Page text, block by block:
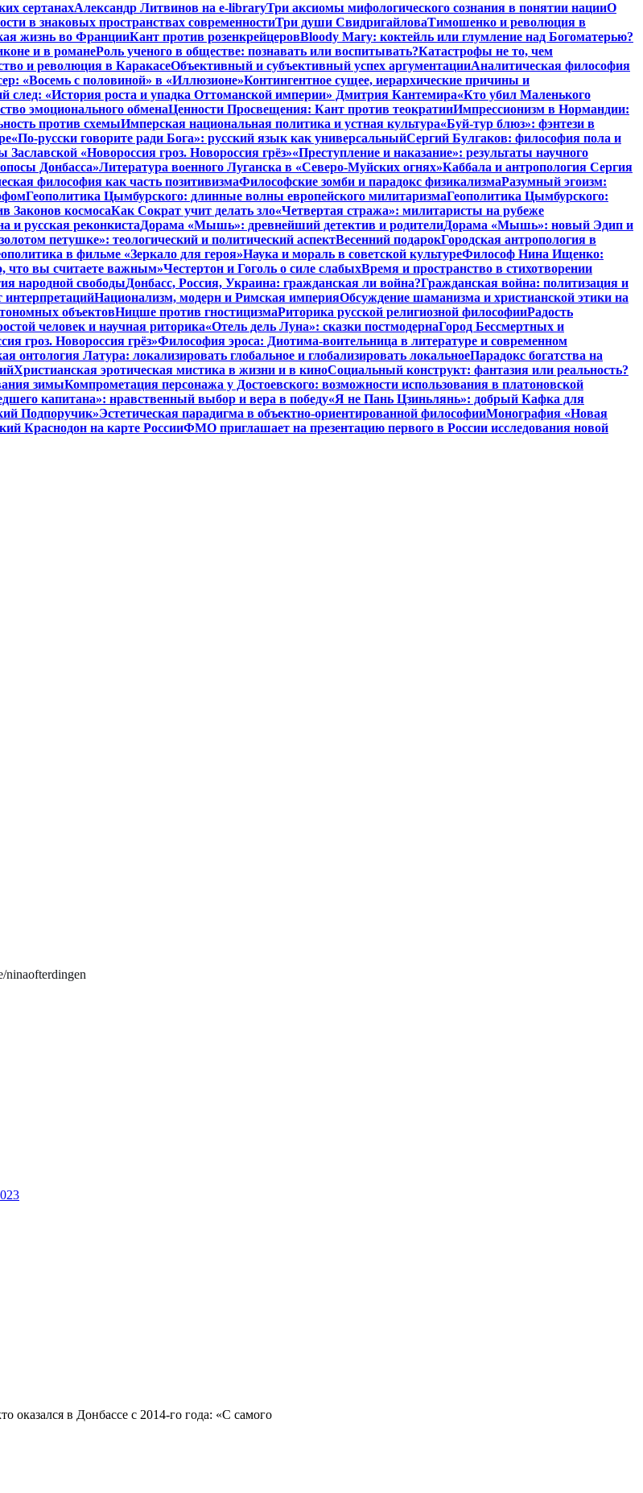
сертанахАлександр Литвинов на e-libraryТри аксиомы мифологического сознания в понятии нацииО
в знаковых пространствах современностиТри души СвидригайловаТимошенко и революция в
жизнь во ФранцииКант против розенкрейцеровBloody Mary: коктейль или глумление над Богоматерью?
и в романеРоль ученого в обществе: познавать или воспитывать?Катастрофы не то, чем
и революция в КаракасеОбъективный и субъективный успех аргументацииАналитическая философия
«Восемь с половиной» в «Иллюзионе»Контингентное сущее, иерархические причины и
след: «История роста и упадка Оттоманской империи» Дмитрия Кантемира«Кто убил Маленького
эмоционального обменаЦенности Просвещения: Кант против теократииИмпрессионизм в Нормандии:
против схемыИмперская национальная политика и устная культура«Буй-тур блюз»: фэнтези в
«По-русски говорите ради Бога»: русский язык как универсальныйСергий Булгаков: философия пола и
«Новороссия гроз. Новороссия грёз»«Преступление и наказание»: результаты научного
Донбасса»Литература военного Луганска в «Северо-Муйских огнях»Каббала и антропология Сергия
философия как часть позитивизмаФилософские зомби и парадокс физикализмаРазумный эгоизм:
Геополитика Цымбурского: длинные волны европейского милитаризмаГеополитика Цымбурского:
Законов космосаКак Сократ учит делать зло«Четвертая стража»: милитаристы на рубеже
и русская реконкистаДорама «Мышь»: древнейший детектив и родителиДорама «Мышь»: новый Эдип и
петушке»: теологический и политический аспектВесенний подарокГородская антропология в
в фильме «Зеркало для героя»Наука и мораль в советской культуреФилософ Нина Ищенко:
что вы считаете важным»Честертон и Гоголь о силе слабыхВремя и пространство в стихотворении
народной свободыДонбасс, Россия, Украина: гражданская ли война?Гражданская война: политизация и
интерпретацийНационализм, модерн и Римская империяОбсуждение шаманизма и христианской этики на
объектовНицше против гностицизмаРиторика русской религиозной философииРадость
человек и научная риторика«Отель дель Луна»: сказки постмодернаГород Бессмертных и
гроз. Новороссия грёз»Философия эроса: Диотима-воительница в литературе и современном
онтология Латура: локализировать глобальное и глобализировать локальноеПарадокс богатства на
Христианская эротическая мистика в жизни и в киноСоциальный конструкт: фантазия или реальность?
зимыКомпрометация персонажа у Достоевского: возможности использования в платоновской
капитана»: нравственный выбор и вера в победу«Я не Пань Цзиньлянь»: добрый Кафка для
Подпоручик»Эстетическая парадигма в объектно-ориентированной философииМонография «Новая
Краснодон на карте РоссииФМО приглашает на презентацию первого в России исследования новой
ninaofterdingen
оказался в Донбассе с 2014-го года: «С самого